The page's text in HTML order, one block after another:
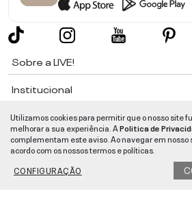
Sobre a LIVE!
Institucional
Informações
Ajuda
Segurança e Qualidade
Utilizamos cookies para permitir que o nosso site
melhorar a sua experiência. APolitica de
complementam este aviso. Ao navegar em nosso
acordo com os nossos termos e políticas.
CONFIGURAÇÃO